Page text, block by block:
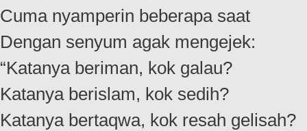
Cuma nyamperin beberapa saat
Dengan senyum agak mengejek:
“Katanya beriman, kok galau?
Katanya berislam, kok sedih?
Katanya bertaqwa, kok resah gelisah?